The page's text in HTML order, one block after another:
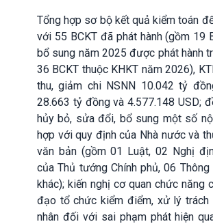
Tổng hợp sơ bộ kết quả kiểm toán
với 55 BCKT đã phát hành (gồm 19
bổ sung năm 2025 được phát hành
36 BCKT thuộc KHKT năm 2026),
thu, giảm chi NSNN 10.042 tỷ
28.663 tỷ đồng và 4.577.148 USD;
hủy bỏ, sửa đổi, bổ sung một số
hợp với quy định của Nhà nước và
văn bản (gồm 01 Luật, 02 Nghị
của Thủ tướng Chính phủ, 06
khác); kiến nghị cơ quan chức năng
đạo tổ chức kiểm điểm, xử lý trách
nhân đối với sai phạm phát hiện